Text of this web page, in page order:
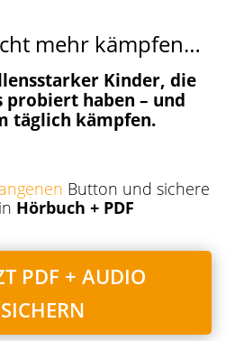
mehr kämpfen…
Kinder, die
probiert haben – und
täglich kämpfen.
Button und sichere
Hörbuch + PDF
PDF + AUDIO
SICHERN